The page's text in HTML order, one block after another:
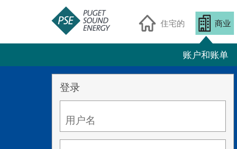
住宅的 商业
账户和账单
登录
用户名